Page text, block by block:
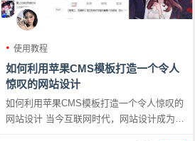
使用教程
如何利用苹果CMS模板打造一个令人
惊叹的网站设计
如何利用苹果CMS模板打造一个令人惊叹的
网站设计 当今互联网时代，网站设计成为各